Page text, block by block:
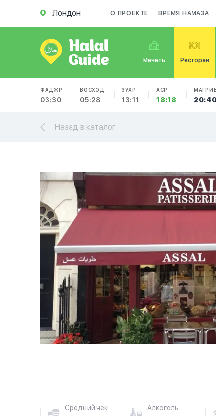
Лондон О ПРОЕКТЕ ВРЕМЯ НАМАЗА
Мечеть Ресторан
ФАДЖР
03:30
ВОСХОД
05:28
ЗУХР
13:11
АСР
18:18
МАГРИБ
20:40
Назад в каталог
Средний чек
Алкоголь